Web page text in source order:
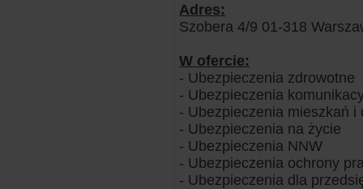
Adres:
Szobera 4/9 01-318
W ofercie:
- Ubezpieczenia zdrowotne
- Ubezpieczenia
- Ubezpieczenia mieszkań i
- Ubezpieczenia na życie
- Ubezpieczenia NNW
- Ubezpieczenia ochrony
- Ubezpieczenia dla